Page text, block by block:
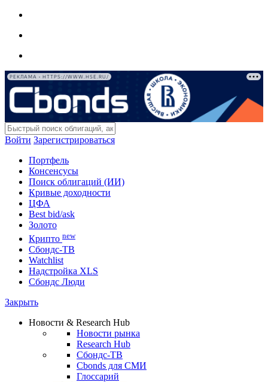
РЕКЛАМА • HTTPS://WWW.HSE.RU/
Войти Зарегистрироваться
Портфель
Консенсусы
Поиск облигаций (ИИ)
Кривые доходности
ЦФА
Best bid/ask
Золото
Крипто new
Сбондс-ТВ
Watchlist
Надстройка XLS
Сбондс Люди
Закрыть
Новости & Research Hub
Новости рынка
Research Hub
Сбондс-ТВ
Cbonds для СМИ
Глоссарий